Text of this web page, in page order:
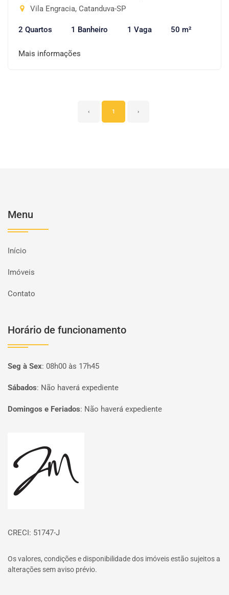
Vila Engracia, Catanduva-SP
2 Quartos 1 Banheiro 1 Vaga 50 m²
Mais informações
‹ 1 ›
Menu
Início
Imóveis
Contato
Horário de funcionamento
Seg à Sex: 08h00 às 17h45
Sábados: Não haverá expediente
Domingos e Feriados: Não haverá expediente
CRECI: 51747-J
Os valores, condições e disponibilidade dos imóveis estão sujeitos a
alterações sem aviso prévio.